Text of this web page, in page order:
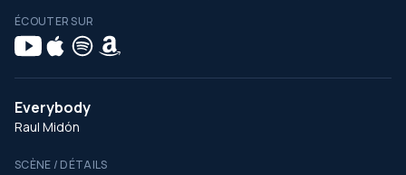
ÉCOUTER SUR
Everybody
Raul Midón
SCÈNE / DÉTAILS